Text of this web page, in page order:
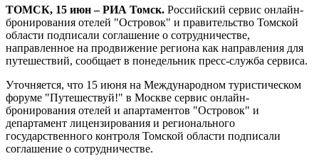
ТОМСК, 15 июн – РИА Томск. Российский сервис онлайн-
бронирования отелей "Островок" и правительство Томской
области подписали соглашение о сотрудничестве,
направленное на продвижение региона как направления для
путешествий, сообщает в понедельник пресс-служба сервиса.
Уточняется, что 15 июня на Международном туристическом
форуме "Путешествуй!" в Москве сервис онлайн-
бронирования отелей и апартаментов "Островок" и
департамент лицензирования и регионального
государственного контроля Томской области подписали
соглашение о сотрудничестве.